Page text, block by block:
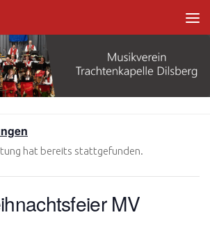
hat bereits stattgefunden.
MV